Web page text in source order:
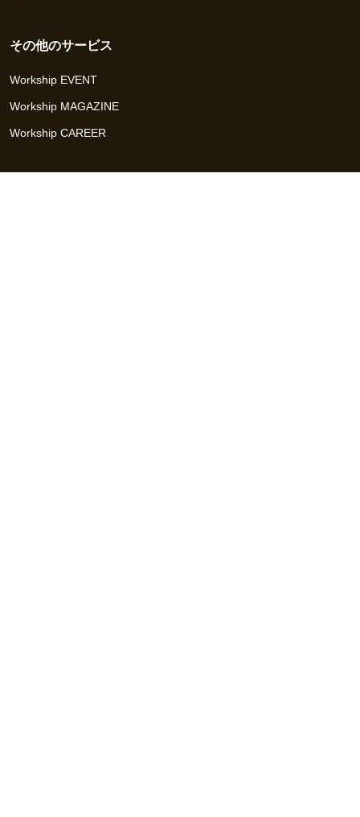
その他のサービス
Workship EVENT
Workship MAGAZINE
Workship CAREER